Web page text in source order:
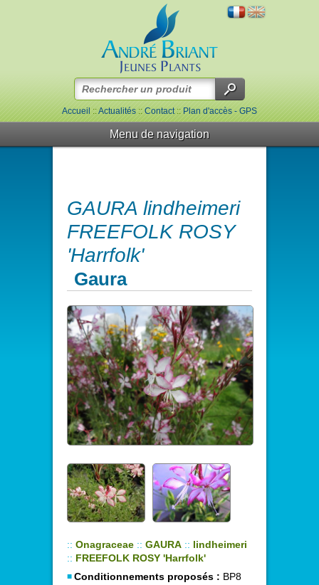
Accueil::Actualités::Contact::Plan d'accès - GPS
Menu de navigation
GAURA lindheimeri
FREEFOLK ROSY
'Harrfolk'
Gaura
:: Onagraceae :: GAURA :: lindheimeri
:: FREEFOLK ROSY 'Harrfolk'
Conditionnements proposés : BP8